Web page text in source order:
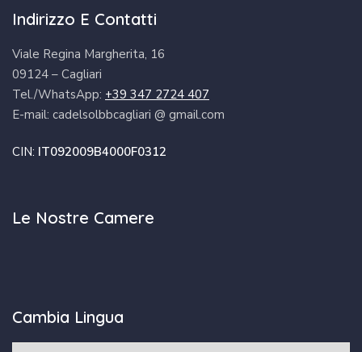
Indirizzo E Contatti
Viale Regina Margherita, 16
09124 – Cagliari
Tel./WhatsApp: +39 347 2724 407
E-mail: cadelsolbbcagliari @ gmail.com
CIN: IT092009B4000F0312
Le Nostre Camere
Cambia Lingua